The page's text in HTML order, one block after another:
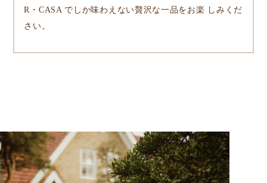
R・CASA でしか味わえない贅沢な一品をお楽 しみくだ
さい。